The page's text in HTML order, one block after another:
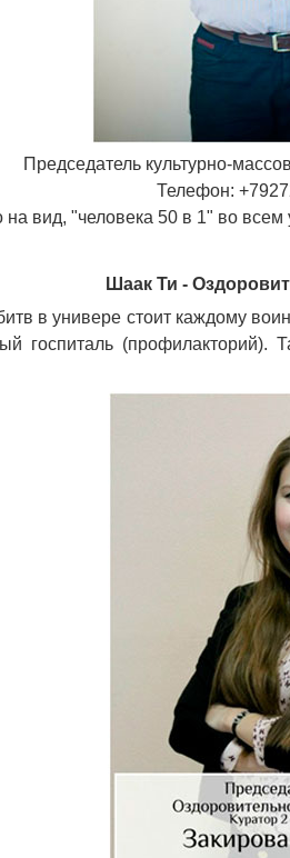
Председатель культурно-
Телефон:
на вид, "человека 50 в 1" во
Шаак Ти -
в универе стоит каждому
госпиталь